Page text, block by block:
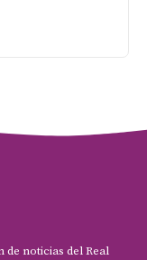
de noticias del Real